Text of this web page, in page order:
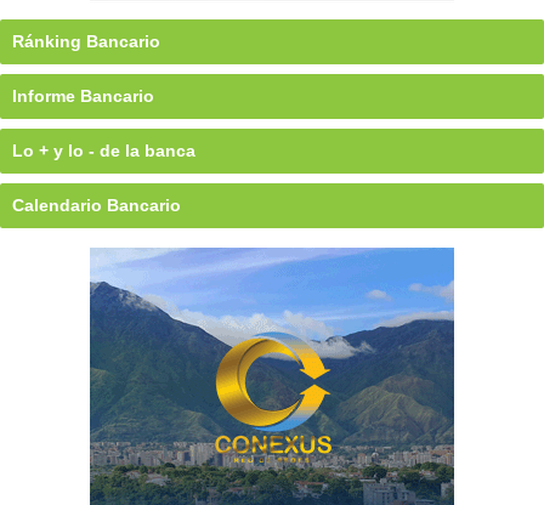
Ránking Bancario
Informe Bancario
Lo + y lo - de la banca
Calendario Bancario